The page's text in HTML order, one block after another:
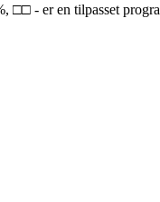
- er en tilpasset